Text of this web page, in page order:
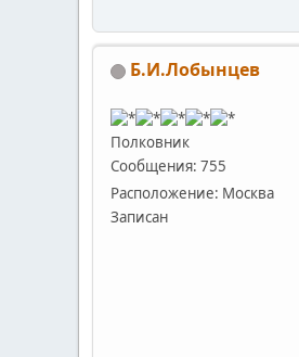
Б.И.Лобынцев
Полковник
Сообщения: 755
Расположение: Москва
Записан